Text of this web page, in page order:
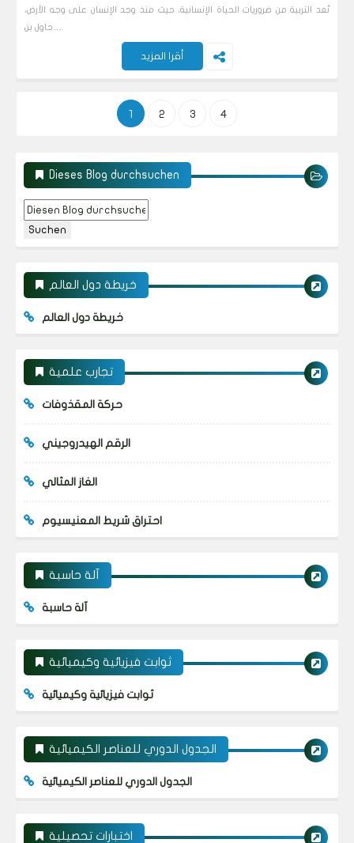
تُعد التربية من ضروريات الحياة الإنسانية، حيث منذ وجد الإنسان على وجه الأرض،
أقرا المزيد
1 2 3 4
Dieses Blog durchsuchen
خريطة دول العالم
خريطة دول العالم
تجارب علمية
حركة المقذوفات
الرقم الهيدروجيني
الغاز المثالي
احتراق شريط المعنيسيوم
آلة حاسبة
آلة حاسبة
ثوابت فيزيائية وكيميائية
ثوابت فيزيائية وكيميائية
الجدول الدوري للعناصر الكيميائية
الجدول الدوري للعناصر الكيميائية
اختبارات تحصيلية